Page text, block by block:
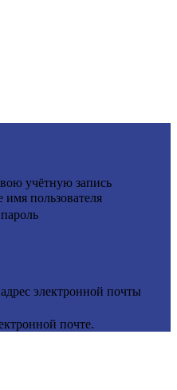
учётную запись
пользователя
электронной почты
почте.